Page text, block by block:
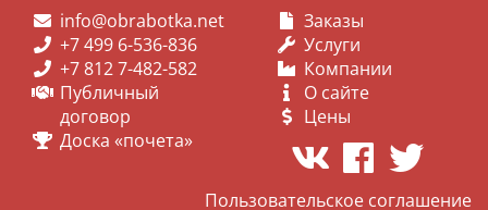
info@obrabotka.net
+7 499 6-536-836
+7 812 7-482-582
Публичный
договор
Доска «почета»
Заказы
Услуги
Компании
О сайте
Цены
Пользовательское соглашение